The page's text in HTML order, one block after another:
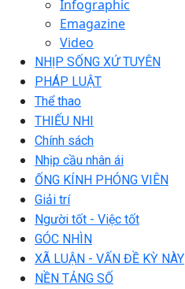
Infographic
Emagazine
Video
NHỊP SỐNG XỨ TUYÊN
PHÁP LUẬT
Thể thao
THIẾU NHI
Chính sách
Nhịp cầu nhân ái
ỐNG KÍNH PHÓNG VIÊN
Giải trí
Người tốt - Việc tốt
GÓC NHÌN
XÃ LUẬN - VẤN ĐỀ KỲ NÀY
NỀN TẢNG SỐ